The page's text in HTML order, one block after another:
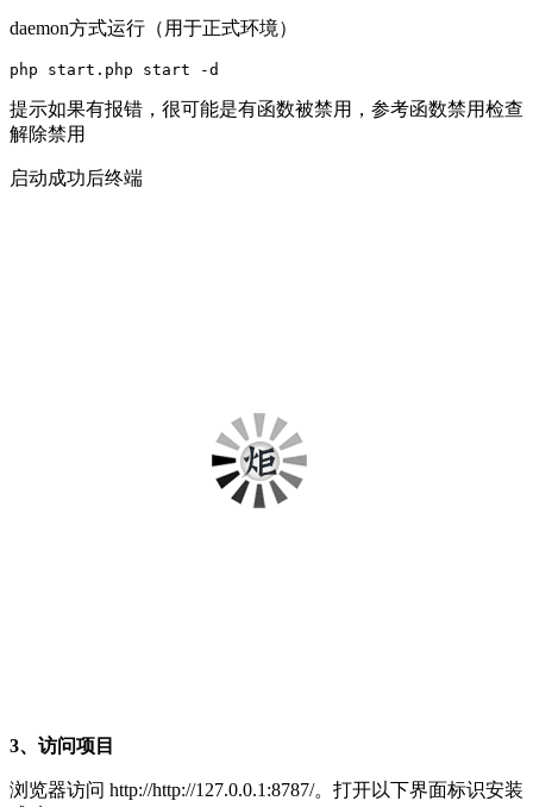
daemon方式运行（用于正式环境）
php start.php start -d
提示如果有报错，很可能是有函数被禁用，参考函数禁用检查
解除禁用
启动成功后终端
3、访问项目
浏览器访问 http://http://127.0.0.1:8787/。打开以下界面标识安装